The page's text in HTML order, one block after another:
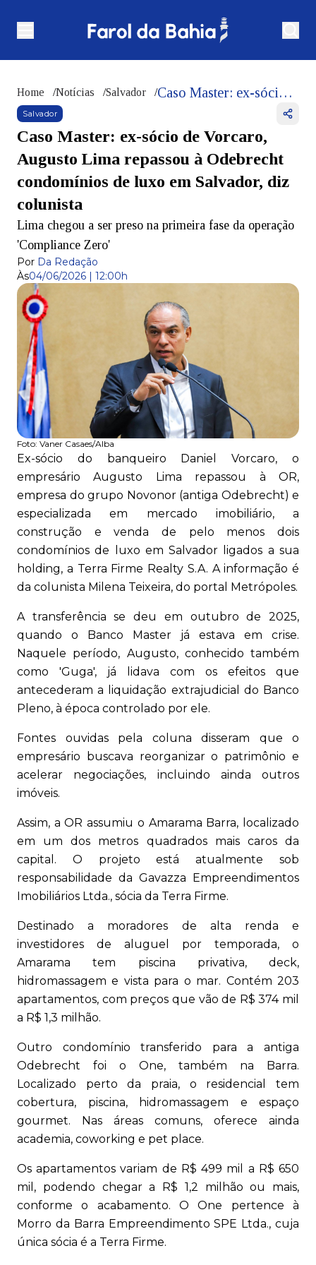
Home /Notícias /Salvador / Caso Master: ex-sócio de Vorcaro, Augusto Lima repassou à Odebrecht condomínios de luxo em Salvador, diz colunista
Salvador
Caso Master: ex-sócio de Vorcaro,
Augusto Lima repassou à Odebrecht
condomínios de luxo em Salvador, diz
colunista
Lima chegou a ser preso na primeira fase da operação
'Compliance Zero'
Por Da Redação
Às04/06/2026 | 12:00h
Foto: Vaner Casaes/Alba
Ex-sócio do banqueiro Daniel Vorcaro, o
empresário Augusto Lima repassou à OR,
empresa do grupo Novonor (antiga Odebrecht) e
especializada em mercado imobiliário, a
construção e venda de pelo menos dois
condomínios de luxo em Salvador ligados a sua
holding, a Terra Firme Realty S.A. A informação é
da colunista Milena Teixeira, do portal Metrópoles.
A transferência se deu em outubro de 2025,
quando o Banco Master já estava em crise.
Naquele período, Augusto, conhecido também
como 'Guga', já lidava com os efeitos que
antecederam a liquidação extrajudicial do Banco
Pleno, à época controlado por ele.
Fontes ouvidas pela coluna disseram que o
empresário buscava reorganizar o patrimônio e
acelerar negociações, incluindo ainda outros
imóveis.
Assim, a OR assumiu o Amarama Barra, localizado
em um dos metros quadrados mais caros da
capital. O projeto está atualmente sob
responsabilidade da Gavazza Empreendimentos
Imobiliários Ltda., sócia da Terra Firme.
Destinado a moradores de alta renda e
investidores de aluguel por temporada, o
Amarama tem piscina privativa, deck,
hidromassagem e vista para o mar. Contém 203
apartamentos, com preços que vão de R$ 374 mil
a R$ 1,3 milhão.
Outro condomínio transferido para a antiga
Odebrecht foi o One, também na Barra.
Localizado perto da praia, o residencial tem
cobertura, piscina, hidromassagem e espaço
gourmet. Nas áreas comuns, oferece ainda
academia, coworking e pet place.
Os apartamentos variam de R$ 499 mil a R$ 650
mil, podendo chegar a R$ 1,2 milhão ou mais,
conforme o acabamento. O One pertence à
Morro da Barra Empreendimento SPE Ltda., cuja
única sócia é a Terra Firme.